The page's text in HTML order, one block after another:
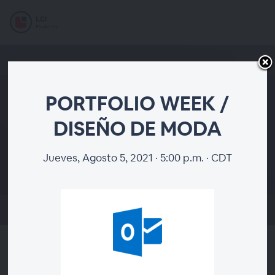
PORTFOLIO WEEK /
DISEÑO DE MODA
PORTFOLIO WEEK /
DISEÑO DE MODA
Jueves, Agosto 5, 2021 · 5:00 p.m. · CDT